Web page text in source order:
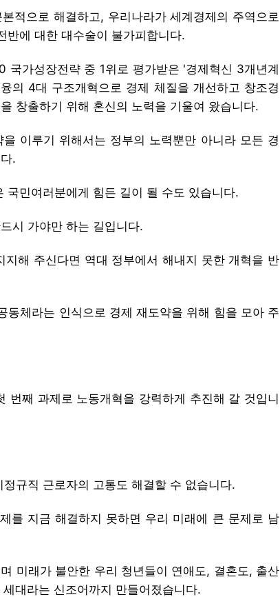
적으로 해결하고, 우리나라가 세계경제의 주역으로
반에 대한 대수술이 불가피합니다.
국가성장전략 중 1위로 평가받은 '경제혁신 3개년계
융의 4대 구조개혁으로 경제 체질을 개선하고 창조경
창출하기 위해 혼신의 노력을 기울여 왔습니다.
이루기 위해서는 정부의 노력뿐만 아니라 모든 경
.
국민여러분에게 힘든 길이 될 수도 있습니다.
시 가야만 하는 길입니다.
해 주신다면 역대 정부에서 해내지 못한 개혁을 반
동체라는 인식으로 경제 재도약을 위해 힘을 모아 주
번째 과제로 노동개혁을 강력하게 추진해 갈 것입니
규직 근로자의 고통도 해결할 수 없습니다.
를 지금 해결하지 못하면 우리 미래에 큰 문제로 남
미래가 불안한 우리 청년들이 연애도, 결혼도, 출산
대라는 신조어까지 만들어졌습니다.